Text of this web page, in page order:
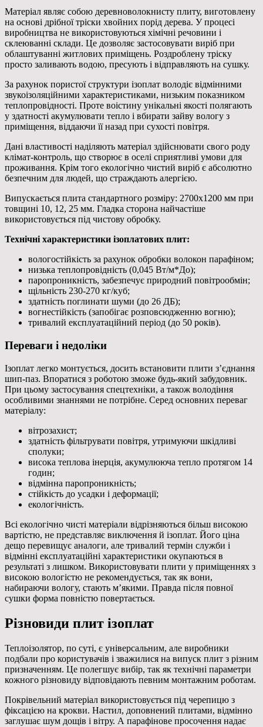
Матеріал являє собою деревноволокнисту плиту, виготовлену
на основі дрібної тріски хвойних порід дерева. У процесі
виробництва не використовуються хімічні речовини і
склеюванні склади. Це дозволяє застосовувати виріб при
облаштуванні житлових приміщень. Роздроблену тріску
просто заливають водою, пресують і відправляють на сушку.
За рахунок пористої структури ізоплат володіє відмінними
звукоізоляційними характеристиками, низьким показником
теплопровідності. Проте воістину унікальні якості полягають
у здатності акумулювати тепло і вбирати зайву вологу з
приміщення, віддаючи її назад при сухості повітря.
Дані властивості наділяють матеріал здійснювати свого роду
клімат-контроль, що створює в оселі сприятливі умови для
проживання. Крім того екологічно чистий виріб є абсолютно
безпечним для людей, що страждають алергією.
Випускається плита стандартного розміру: 2700х1200 мм при
товщині 10, 12, 25 мм. Гладка сторона найчастіше
використовується під чистову обробку.
Технічні характеристики ізоплатових плит:
вологостійкість за рахунок обробки волокон парафіном;
низька теплопровідність (0,045 Вт/м*До);
паропроникність, забезпечує природний повітрообмін;
щільність 230-270 кг/куб;
здатність поглинати шуми (до 26 ДБ);
вогнестійкість (запобігає розповсюдженню вогню);
тривалий експлуатаційний період (до 50 років).
Переваги і недоліки
Ізоплат легко монтується, досить встановити плити з’єднання
шип-паз. Впоратися з роботою зможе будь-який забудовник.
При цьому застосування спецтехніки, а також володіння
особливими знаннями не потрібне. Серед основних переваг
матеріалу:
вітрозахист;
здатність фільтрувати повітря, утримуючи шкідливі
сполуки;
висока теплова інерція, акумулююча тепло протягом 14
годин;
відмінна паропроникність;
стійкість до усадки і деформації;
екологічність.
Всі екологічно чисті матеріали відрізняються більш високою
вартістю, не представляє виключення й ізоплат. Його ціна
дещо перевищує аналоги, але тривалий термін служби і
відмінні експлуатаційні характеристики окупаються в
результаті з лишком. Використовувати плити у приміщеннях з
високою вологістю не рекомендується, так як вони,
набираючи вологу, стають м’якими. Правда після повної
сушки форма повністю повертається.
Різновиди плит ізоплат
Теплоізолятор, по суті, є універсальним, але виробники
подбали про користувачів і зважилися на випуск плит з різним
призначенням. Це полегшує вибір, так як технічні параметри
кожного різновиду відповідають певним монтажним роботам.
Покрівельний матеріал використовується під черепицю з
фіксацією на крокви. Настил, доповнений плитами, відмінно
заглушає шум дощів і вітру. А парафінове просочення надає